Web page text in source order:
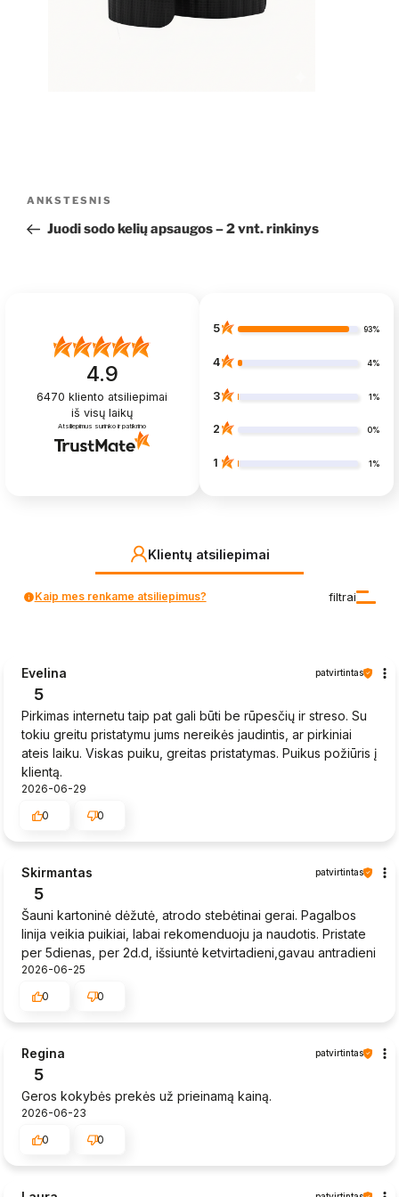
Navigacija
įrašų
Ankstesnis
įrašas
ANKSTESNIS
Juodi sodo kelių apsaugos – 2 vnt. rinkinys
4.9
6470 kliento atsiliepimai
iš visų laikų
Atsiliepimus surinko ir patikrino
5 93%
4 4%
3 1%
2 0%
1 1%
Klientų atsiliepimai
filtrai
Kaip mes renkame atsiliepimus?
Evelina patvirtintas
5
Pirkimas internetu taip pat gali būti be rūpesčių ir streso. Su
tokiu greitu pristatymu jums nereikės jaudintis, ar pirkiniai
ateis laiku. Viskas puiku, greitas pristatymas. Puikus požiūris į
klientą.
2026-06-29
0
0
Skirmantas patvirtintas
5
Šauni kartoninė dėžutė, atrodo stebėtinai gerai. Pagalbos
linija veikia puikiai, labai rekomenduoju ja naudotis. Pristate
per 5dienas, per 2d.d, išsiuntė ketvirtadieni,gavau antradieni
2026-06-25
0
0
Regina patvirtintas
5
Geros kokybės prekės už prieinamą kainą.
2026-06-23
0
0